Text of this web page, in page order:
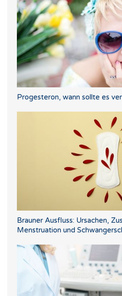
Progesteron, wann sollte es
Brauner Ausfluss: Ursachen,
Menstruation und